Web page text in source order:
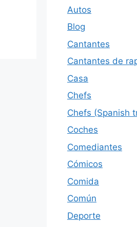
Autos
Blog
Cantantes
Cantantes de
Casa
Chefs
Chefs (Spanish
Coches
Comediantes
Cómicos
Comida
Común
Deporte